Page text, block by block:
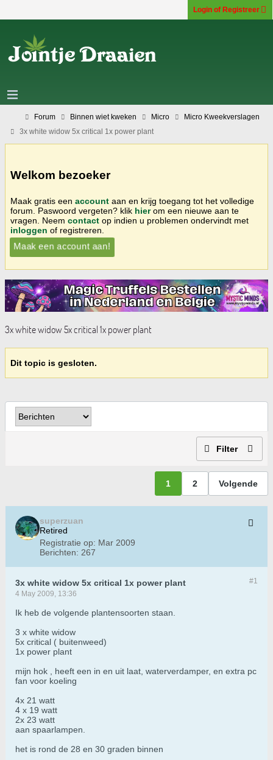
Login of Registreer
Forum Binnen wiet kweken Micro
Micro Kweekverslagen
3x white widow 5x critical 1x power plant
Welkom bezoeker
Maak gratis een account aan en krijg toegang tot het volledige
forum. Paswoord vergeten? klik hierom een nieuwe aan te
vragen. Neem contact op indien u problemen ondervindt met
inloggen of registreren.
Maak een account aan!
3x white widow 5x critical 1x power plant
Dit topic is gesloten.
Filter
1 2 Volgende
superzuan
Retired
Registratie op: Mar 2009
Berichten: 267
#1
3x white widow 5x critical 1x power plant
4 May 2009, 13:36
Ik heb de volgende plantensoorten staan.
3 x white widow
5x critical ( buitenweed)
1x power plant
mijn hok , heeft een in en uit laat, waterverdamper, en extra pc
fan voor koeling
4x 21 watt
4 x 19 watt
2x 23 watt
aan spaarlampen.
het is rond de 28 en 30 graden binnen